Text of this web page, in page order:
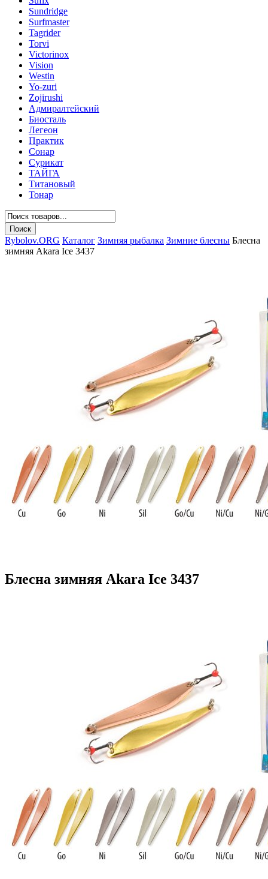
Sundridge
Surfmaster
Tagrider
Torvi
Victorinox
Vision
Westin
Yo-zuri
Zojirushi
Адмиралтейский
Биосталь
Легеон
Практик
Сонар
Сурикат
ТАЙГА
Титановый
Тонар
Rybolov.ORG Каталог Зимняя рыбалка Зимние блесны Блесна
зимняя Akara Ice 3437
Блесна зимняя Akara Ice 3437